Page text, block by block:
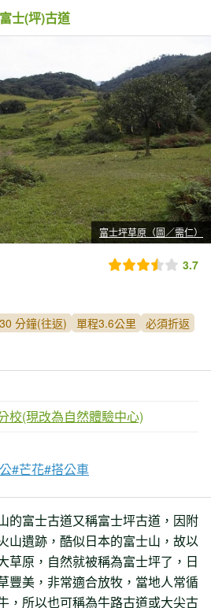
富士(坪)古道
富士坪草原（圖／需仁）
3.7
分鐘(往返) 單程3.6公里 必須折返
校(現改為自然體驗中心)
#芒花#搭公車
的富士古道又稱富士坪古道，因附
山遺跡，酷似日本的富士山，故以
草原，自然就被稱為富士坪了，日
豐美，非常適合放牧，當地人常循
，所以也可稱為牛路古道或大尖古